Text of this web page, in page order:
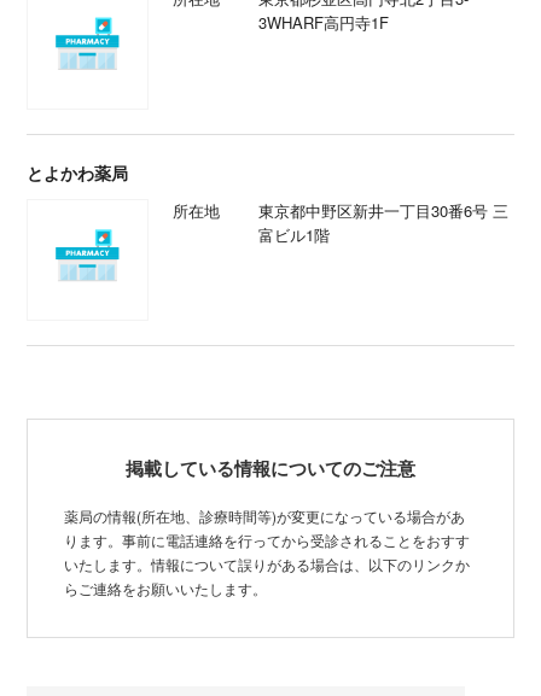
3WHARF高円寺1F
とよかわ薬局
所在地
東京都中野区新井一丁目30番6号 三
富ビル1階
掲載している情報についてのご注意
薬局の情報(所在地、診療時間等)が変更になっている場合があ
ります。事前に電話連絡を行ってから受診されることをおすす
いたします。情報について誤りがある場合は、以下のリンクか
らご連絡をお願いいたします。